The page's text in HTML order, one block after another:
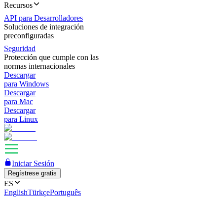
Recursos
API para Desarrolladores
Soluciones de integración
preconfiguradas
Seguridad
Protección que cumple con las
normas internacionales
Descargar
para Windows
Descargar
para Mac
Descargar
para Linux
Iniciar Sesión
Regístrese gratis
ES
EnglishTürkçePortuguês